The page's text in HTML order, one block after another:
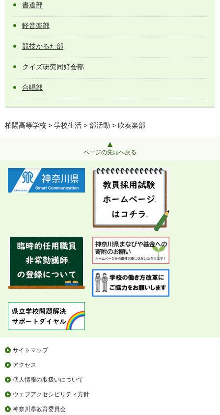
書道部
軽音楽部
競技かるた部
クイズ研究同好会部
合唱部
柏陽高等学校 > 学校生活 > 部活動 > 吹奏楽部
ページの先頭へ戻る
サイトマップ
アクセス
個人情報の取扱いについて
ウェブアクセシビリティ方針
神奈川県教育委員会